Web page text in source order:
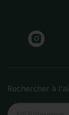
Rechercher à